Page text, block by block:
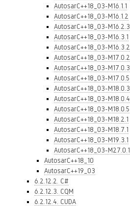
AutosarC++18_03-M16.1.1
AutosarC++18_03-M16.1.2
AutosarC++18_03-M16.2.3
AutosarC++18_03-M16.3.1
AutosarC++18_03-M16.3.2
AutosarC++18_03-M17.0.2
AutosarC++18_03-M17.0.3
AutosarC++18_03-M17.0.5
AutosarC++18_03-M18.0.3
AutosarC++18_03-M18.0.4
AutosarC++18_03-M18.0.5
AutosarC++18_03-M18.2.1
AutosarC++18_03-M18.7.1
AutosarC++18_03-M19.3.1
AutosarC++18_03-M27.0.1
AutosarC++18_10
AutosarC++19_03
6.2.12.2. C#
6.2.12.3. CQM
6.2.12.4. CUDA